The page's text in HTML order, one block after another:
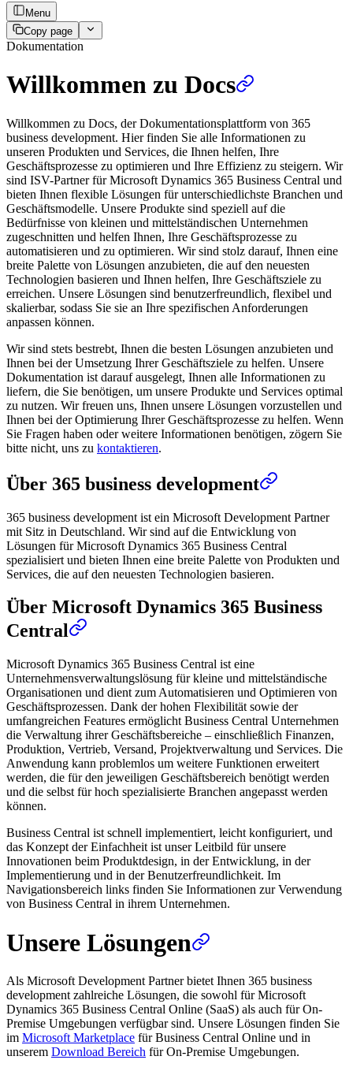
Menu
Copy page
Dokumentation
Willkommen zu Docs
Willkommen zu Docs, der Dokumentationsplattform von 365
business development. Hier finden Sie alle Informationen zu
unseren Produkten und Services, die Ihnen helfen, Ihre
Geschäftsprozesse zu optimieren und Ihre Effizienz zu steigern. Wir
sind ISV-Partner für Microsoft Dynamics 365 Business Central und
bieten Ihnen flexible Lösungen für unterschiedlichste Branchen und
Geschäftsmodelle. Unsere Produkte sind speziell auf die
Bedürfnisse von kleinen und mittelständischen Unternehmen
zugeschnitten und helfen Ihnen, Ihre Geschäftsprozesse zu
automatisieren und zu optimieren. Wir sind stolz darauf, Ihnen eine
breite Palette von Lösungen anzubieten, die auf den neuesten
Technologien basieren und Ihnen helfen, Ihre Geschäftsziele zu
erreichen. Unsere Lösungen sind benutzerfreundlich, flexibel und
skalierbar, sodass Sie sie an Ihre spezifischen Anforderungen
anpassen können.
Wir sind stets bestrebt, Ihnen die besten Lösungen anzubieten und
Ihnen bei der Umsetzung Ihrer Geschäftsziele zu helfen. Unsere
Dokumentation ist darauf ausgelegt, Ihnen alle Informationen zu
liefern, die Sie benötigen, um unsere Produkte und Services optimal
zu nutzen. Wir freuen uns, Ihnen unsere Lösungen vorzustellen und
Ihnen bei der Optimierung Ihrer Geschäftsprozesse zu helfen. Wenn
Sie Fragen haben oder weitere Informationen benötigen, zögern Sie
bitte nicht, uns zu kontaktieren.
Über 365 business development
365 business development ist ein Microsoft Development Partner
mit Sitz in Deutschland. Wir sind auf die Entwicklung von
Lösungen für Microsoft Dynamics 365 Business Central
spezialisiert und bieten Ihnen eine breite Palette von Produkten und
Services, die auf den neuesten Technologien basieren.
Über Microsoft Dynamics 365 Business
Central
Microsoft Dynamics 365 Business Central ist eine
Unternehmensverwaltungslösung für kleine und mittelständische
Organisationen und dient zum Automatisieren und Optimieren von
Geschäftsprozessen. Dank der hohen Flexibilität sowie der
umfangreichen Features ermöglicht Business Central Unternehmen
die Verwaltung ihrer Geschäftsbereiche – einschließlich Finanzen,
Produktion, Vertrieb, Versand, Projektverwaltung und Services. Die
Anwendung kann problemlos um weitere Funktionen erweitert
werden, die für den jeweiligen Geschäftsbereich benötigt werden
und die selbst für hoch spezialisierte Branchen angepasst werden
können.
Business Central ist schnell implementiert, leicht konfiguriert, und
das Konzept der Einfachheit ist unser Leitbild für unsere
Innovationen beim Produktdesign, in der Entwicklung, in der
Implementierung und in der Benutzerfreundlichkeit. Im
Navigationsbereich links finden Sie Informationen zur Verwendung
von Business Central in ihrem Unternehmen.
Unsere Lösungen
Als Microsoft Development Partner bietet Ihnen 365 business
development zahlreiche Lösungen, die sowohl für Microsoft
Dynamics 365 Business Central Online (SaaS) als auch für On-
Premise Umgebungen verfügbar sind. Unsere Lösungen finden Sie
im Microsoft Marketplace für Business Central Online und in
unserem Download Bereich für On-Premise Umgebungen.